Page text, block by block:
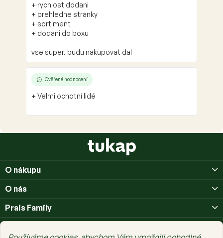
+ rychlost dodani
+ prehledne stranky
+ sortiment
+ dodani do boxu
vse super. budu nakupovat dal
Ověřené hodnocení
+ Velmi ochotní lidé
O nákupu
O nás
Prais Family